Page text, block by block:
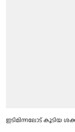
ഇടിമിന്നലോട് കൂടിയ